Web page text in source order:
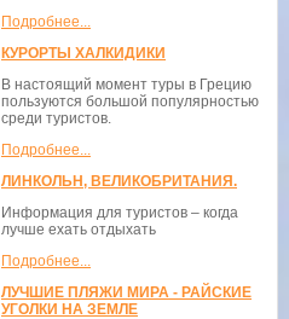
Подробнее...
КУРОРТЫ ХАЛКИДИКИ
В настоящий момент туры в Грецию
пользуются большой популярностью
среди туристов.
Подробнее...
ЛИНКОЛЬН, ВЕЛИКОБРИТАНИЯ.
Информация для туристов – когда
лучше ехать отдыхать
Подробнее...
ЛУЧШИЕ ПЛЯЖИ МИРА - РАЙСКИЕ
УГОЛКИ НА ЗЕМЛЕ